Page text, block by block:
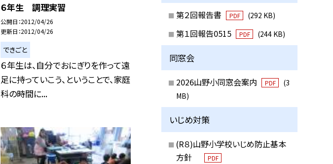
６年生 調理実習
公開日 2012/04/26
更新日 2012/04/26
できごと
６年生は、自分でおにぎりを作って遠
足に持っていこう、ということで、家庭
科の時間に...
第２回報告書 PDF (292 KB)
第１回報告0515 PDF (244 KB)
同窓会
2026山野小同窓会案内 PDF
(3
MB)
いじめ対策
(R８)山野小学校いじめ防止基本
方針
PDF